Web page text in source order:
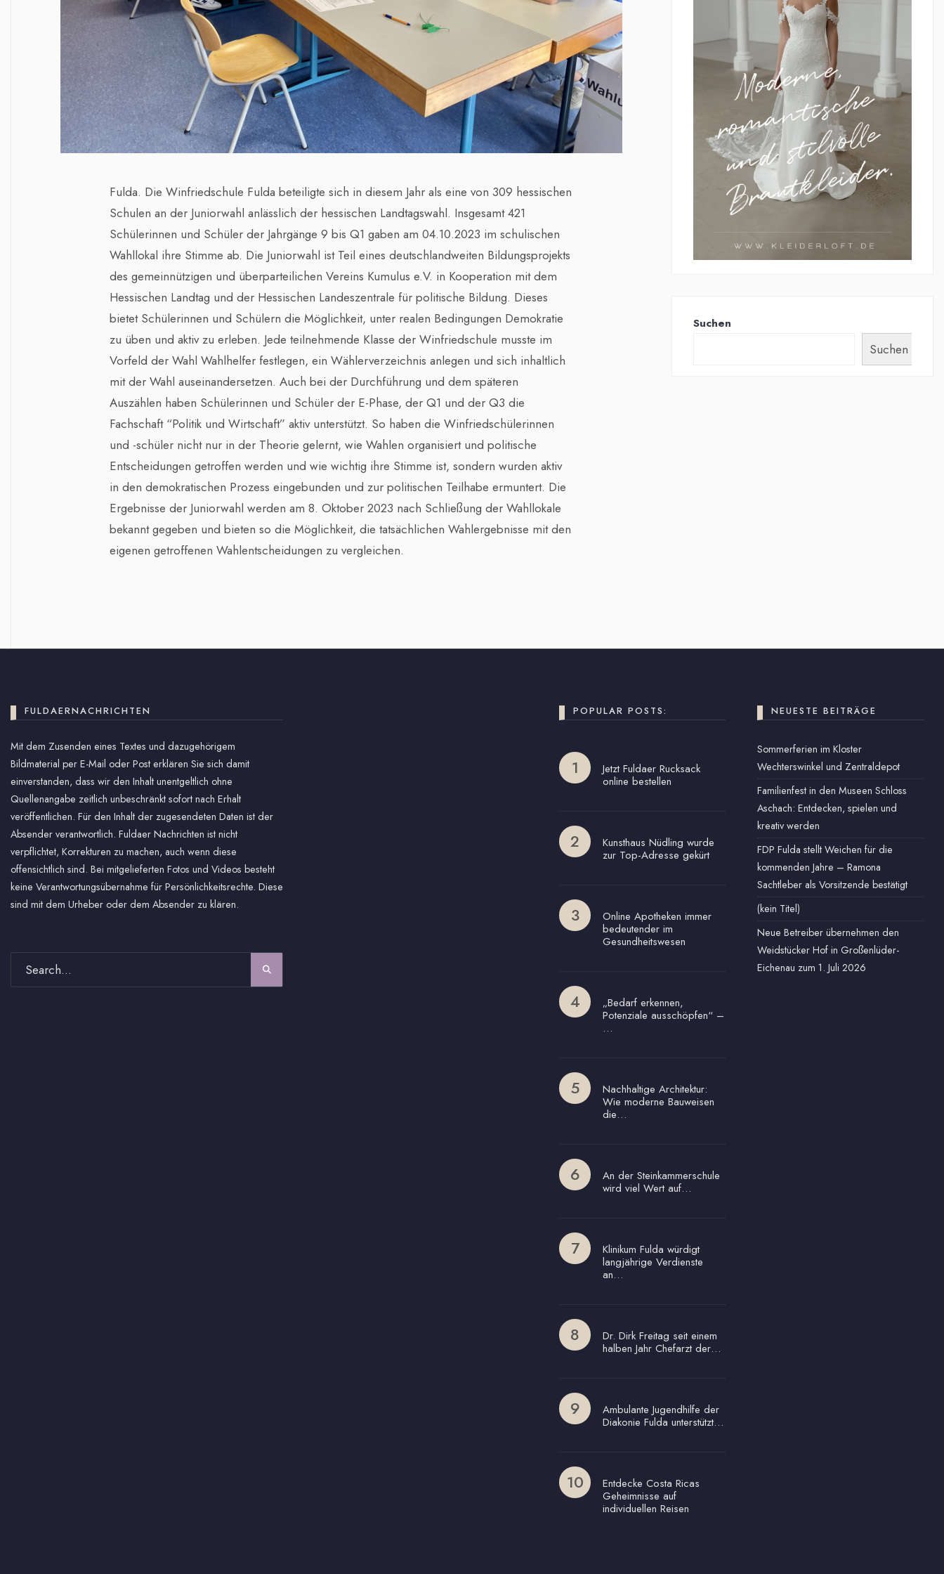
Fulda. Die Winfriedschule Fulda beteiligte sich in diesem Jahr als eine von 309 hessischen
Schulen an der Juniorwahl anlässlich der hessischen Landtagswahl. Insgesamt 421
Schülerinnen und Schüler der Jahrgänge 9 bis Q1 gaben am 04.10.2023 im schulischen
Wahllokal ihre Stimme ab. Die Juniorwahl ist Teil eines deutschlandweiten Bildungsprojekts
des gemeinnützigen und überparteilichen Vereins Kumulus e.V. in Kooperation mit dem
Hessischen Landtag und der Hessischen Landeszentrale für politische Bildung. Dieses
bietet Schülerinnen und Schülern die Möglichkeit, unter realen Bedingungen Demokratie
zu üben und aktiv zu erleben. Jede teilnehmende Klasse der Winfriedschule musste im
Vorfeld der Wahl Wahlhelfer festlegen, ein Wählerverzeichnis anlegen und sich inhaltlich
mit der Wahl auseinandersetzen. Auch bei der Durchführung und dem späteren
Auszählen haben Schülerinnen und Schüler der E-Phase, der Q1 und der Q3 die
Fachschaft “Politik und Wirtschaft” aktiv unterstützt. So haben die Winfriedschülerinnen
und -schüler nicht nur in der Theorie gelernt, wie Wahlen organisiert und politische
Entscheidungen getroffen werden und wie wichtig ihre Stimme ist, sondern wurden aktiv
in den demokratischen Prozess eingebunden und zur politischen Teilhabe ermuntert. Die
Ergebnisse der Juniorwahl werden am 8. Oktober 2023 nach Schließung der Wahllokale
bekannt gegeben und bieten so die Möglichkeit, die tatsächlichen Wahlergebnisse mit den
eigenen getroffenen Wahlentscheidungen zu vergleichen.
Suchen
Suchen
FULDAERNACHRICHTEN
Mit dem Zusenden eines Textes und dazugehörigem
Bildmaterial per E-Mail oder Post erklären Sie sich damit
einverstanden, dass wir den Inhalt unentgeltlich ohne
Quellenangabe zeitlich unbeschränkt sofort nach Erhalt
veröffentlichen. Für den Inhalt der zugesendeten Daten ist der
Absender verantwortlich. Fuldaer Nachrichten ist nicht
verpflichtet, Korrekturen zu machen, auch wenn diese
offensichtlich sind. Bei mitgelieferten Fotos und Videos besteht
keine Verantwortungsübernahme für Persönlichkeitsrechte. Diese
sind mit dem Urheber oder dem Absender zu klären.
POPULAR POSTS:
Jetzt Fuldaer Rucksack
online bestellen
Kunsthaus Nüdling wurde
zur Top-Adresse gekürt
Online Apotheken immer
bedeutender im
Gesundheitswesen
„Bedarf erkennen,
Potenziale ausschöpfen“ –
…
Nachhaltige Architektur:
Wie moderne Bauweisen
die…
An der Steinkammerschule
wird viel Wert auf…
Klinikum Fulda würdigt
langjährige Verdienste
an…
Dr. Dirk Freitag seit einem
halben Jahr Chefarzt der…
Ambulante Jugendhilfe der
Diakonie Fulda unterstützt…
Entdecke Costa Ricas
Geheimnisse auf
individuellen Reisen
NEUESTE BEITRÄGE
Sommerferien im Kloster
Wechterswinkel und Zentraldepot
Familienfest in den Museen Schloss
Aschach: Entdecken, spielen und
kreativ werden
FDP Fulda stellt Weichen für die
kommenden Jahre – Ramona
Sachtleber als Vorsitzende bestätigt
(kein Titel)
Neue Betreiber übernehmen den
Weidstücker Hof in Großenlüder-
Eichenau zum 1. Juli 2026